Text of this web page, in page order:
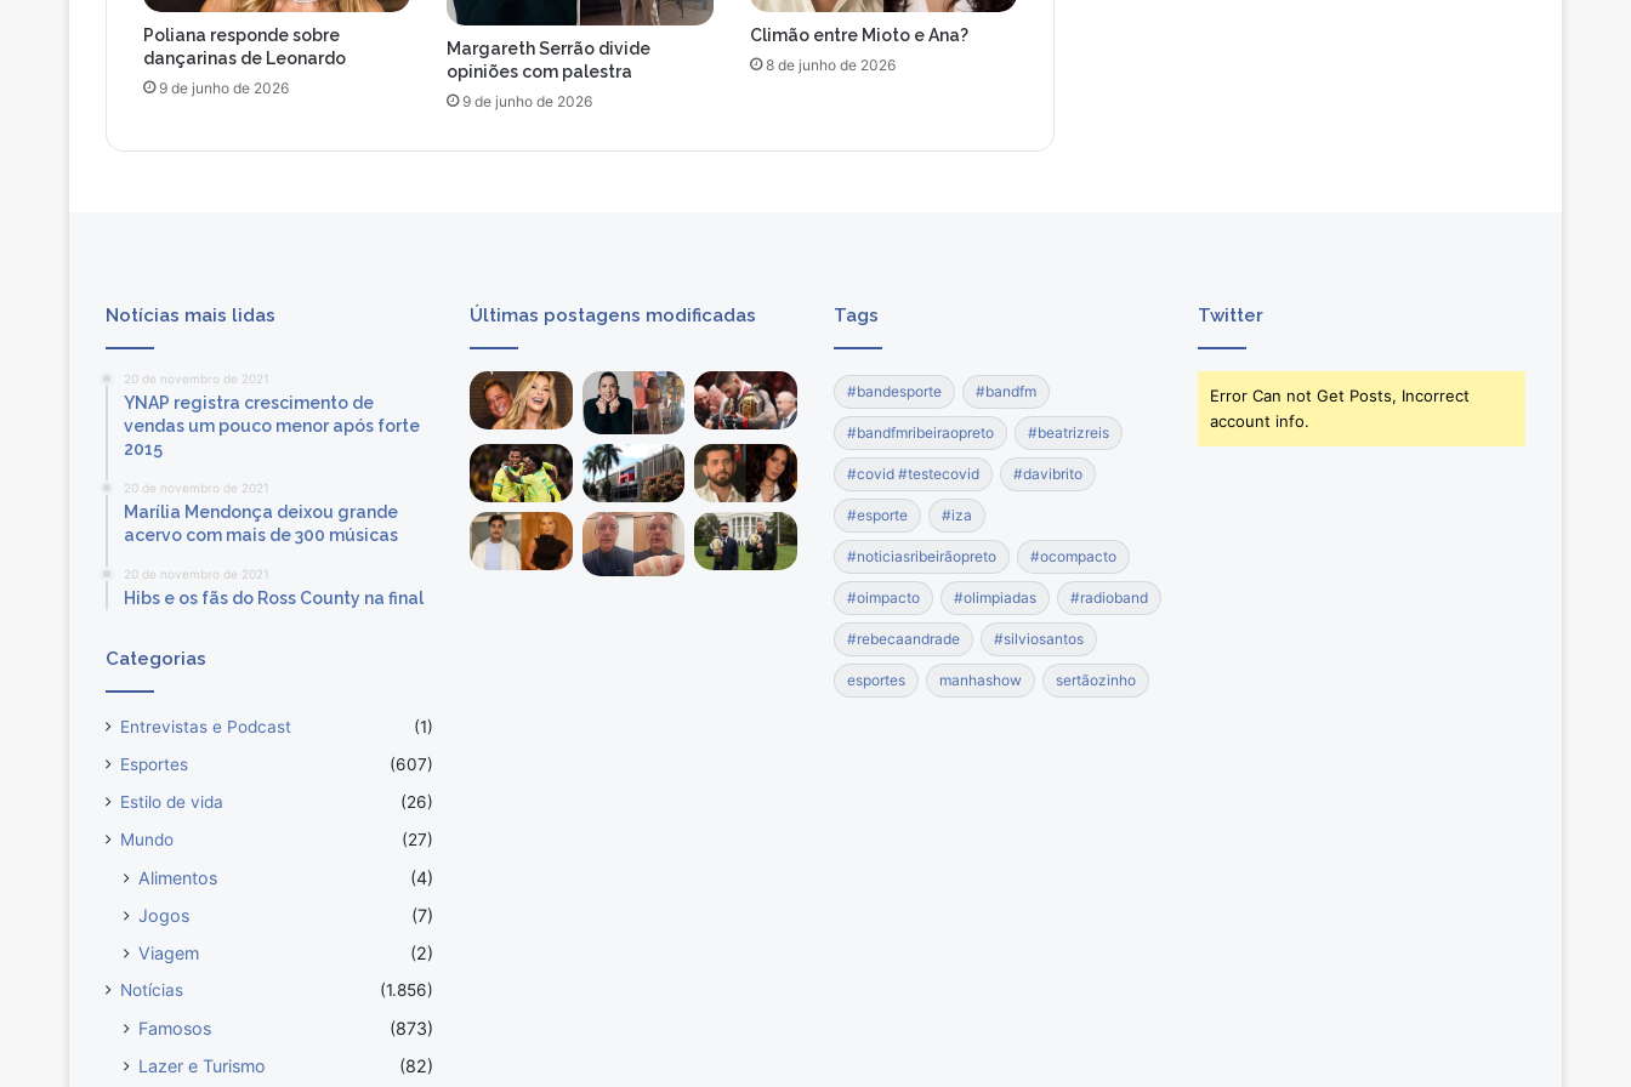
d
o
G
n
o
o
c
k
n
R
o
Poliana responde sobre
dançarinas de Leonardo
9 de junho de 2026
Margareth Serrão divide
opiniões com palestra
9 de junho de 2026
Climão entre Mioto e Ana?
8 de junho de 2026
Notícias mais lidas
20 de novembro de 2021
YNAP registra crescimento de
vendas um pouco menor após forte
2015
20 de novembro de 2021
Marília Mendonça deixou grande
acervo com mais de 300 músicas
20 de novembro de 2021
Hibs e os fãs do Ross County na final
Categorias
Entrevistas e Podcast
(1)
Esportes
(607)
Estilo de vida
(26)
Mundo
(27)
Alimentos
(4)
Jogos
(7)
Viagem
(2)
Notícias (1.856)
Famosos
(873)
Lazer e Turismo
(82)
Últimas postagens modificadas Tags
#bandesporte #bandfm
#bandfmribeiraopreto #beatrizreis
#covid #testecovid #davibrito
#esporte #iza
#noticiasribeirãopreto #ocompacto
#oimpacto #olimpiadas #radioband
#rebecaandrade #silviosantos
esportes manhashow sertãozinho
Twitter
Error Can not Get Posts, Incorrect
account info.